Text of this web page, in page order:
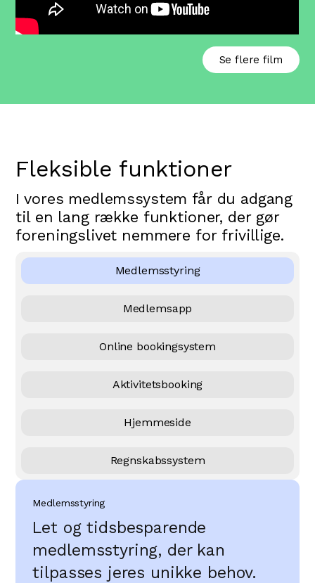
Se flere film
Fleksible funktioner
I vores medlemssystem får du adgang
til en lang række funktioner, der gør
foreningslivet nemmere for frivillige.
Medlemsstyring
Medlemsapp
Online bookingsystem
Aktivitetsbooking
Hjemmeside
Regnskabssystem
Medlemsstyring
Let og tidsbesparende
medlemsstyring, der kan
tilpasses jeres unikke behov.